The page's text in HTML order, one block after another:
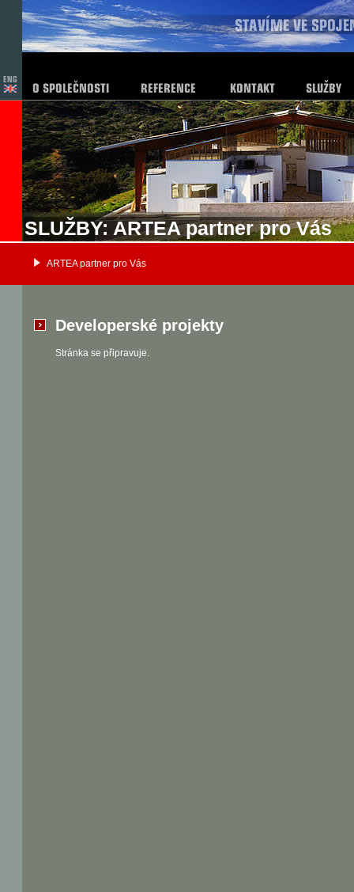
SLUŽBY: ARTEA partner pro Vás
ARTEA partner pro Vás
Developerské projekty
Stránka se připravuje.